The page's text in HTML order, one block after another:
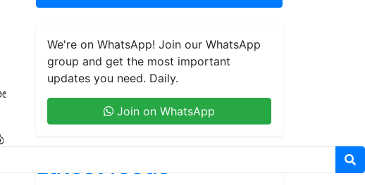
We're on WhatsApp! Join our WhatsApp
group and get the most important
updates you need. Daily.
Join on WhatsApp
Latest feeds